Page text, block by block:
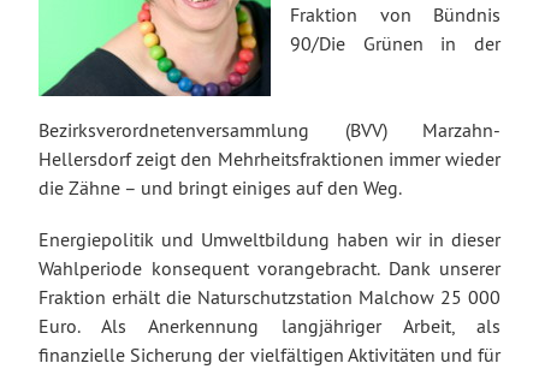
Fraktion von Bündnis
90/Die Grünen in der
Bezirksverordnetenversammlung (BVV) Marzahn-
Hellersdorf zeigt den Mehrheitsfraktionen immer wieder
die Zähne – und bringt einiges auf den Weg.
Energiepolitik und Umweltbildung haben wir in dieser
Wahlperiode konsequent vorangebracht. Dank unserer
Fraktion erhält die Naturschutzstation Malchow 25 000
Euro. Als Anerkennung langjähriger Arbeit, als
finanzielle Sicherung der vielfältigen Aktivitäten und für